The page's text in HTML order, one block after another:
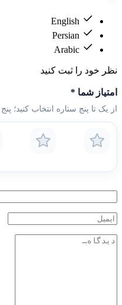
نظر خود را ثبت کنید
امتیاز شما *
از یک تا پنج ستاره انتخاب کنید؛